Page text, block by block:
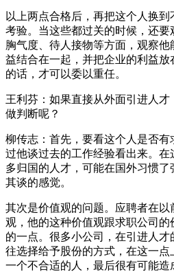
以上两点合格后，再把这个人换
考验。当这些都过关的时候，还
胸气度、待人接物等方面，观察他
益结合在一起，并把企业的利益
的话，才可以委以重任。
王利芬：如果直接从外面引进人
做判断呢？
柳传志：首先，要看这个人是否
过他谈过去的工作经验看出来。
多归国的人才，可能在国外习惯
其谈的感觉。
其次是价值观的问题。应聘者在
观，他的这种价值观跟求职公司
的一点。很多小公司，在引进人
往选择给予股份的方式，在这一
一个不合适的人，最后很有可能